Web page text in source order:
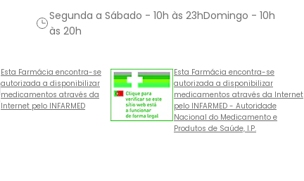
Segunda a Sábado - 10h às 23hDomingo - 10h
às 20h
Esta Farmácia encontra-se
autorizada a disponibilizar
medicamentos através da
Internet pelo INFARMED
Esta Farmácia encontra-se
autorizada a disponibilizar
medicamentos através da Internet
pelo INFARMED - Autoridade
Nacional do Medicamento e
Produtos de Saúde, I.P.